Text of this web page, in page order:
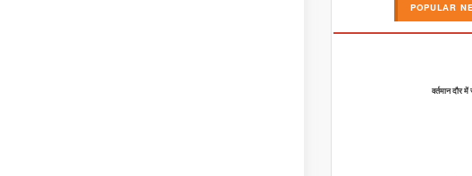
POPULAR
वर्तमान दौर